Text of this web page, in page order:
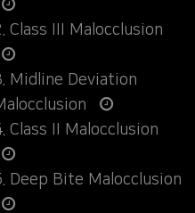
Class III Malocclusion
Midline Deviation
Class II Malocclusion
Deep Bite Malocclusion